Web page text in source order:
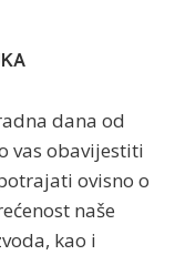
dana od
vas obavijestiti
ovisno o
naše
kao i